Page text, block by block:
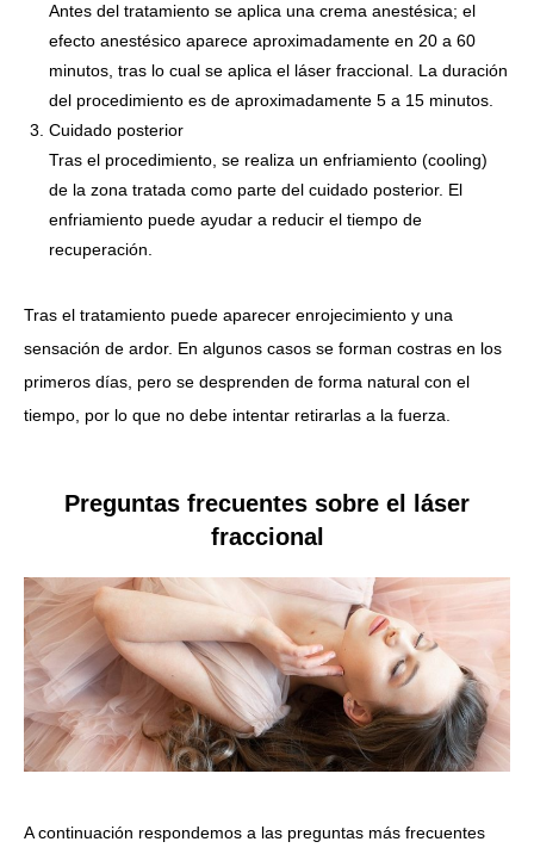
Antes del tratamiento se aplica una crema anestésica; el
efecto anestésico aparece aproximadamente en 20 a 60
minutos, tras lo cual se aplica el láser fraccional. La duración
del procedimiento es de aproximadamente 5 a 15 minutos.
Cuidado posterior
Tras el procedimiento, se realiza un enfriamiento (cooling)
de la zona tratada como parte del cuidado posterior. El
enfriamiento puede ayudar a reducir el tiempo de
recuperación.
Tras el tratamiento puede aparecer enrojecimiento y una
sensación de ardor. En algunos casos se forman costras en los
primeros días, pero se desprenden de forma natural con el
tiempo, por lo que no debe intentar retirarlas a la fuerza.
Preguntas frecuentes sobre el láser
fraccional
A continuación respondemos a las preguntas más frecuentes